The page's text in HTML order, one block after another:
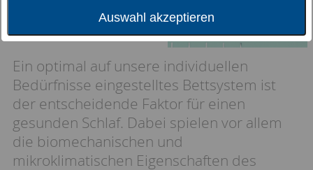
Auswahl akzeptieren
Ein optimal auf unsere individuellen
Bedürfnisse eingestelltes Bettsystem ist
der entscheidende Faktor für einen
gesunden Schlaf. Dabei spielen vor allem
die biomechanischen und
mikroklimatischen Eigenschaften des